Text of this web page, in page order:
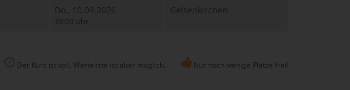
Do., 10.09.2026
18:00 Uhr
Gelsenkirchen
Der Kurs ist voll, Warteliste ist aber möglich. Nur noch wenige Plätze frei!